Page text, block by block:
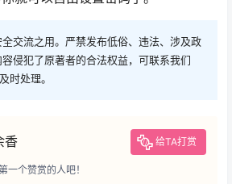
交流之用。严禁发布低俗、违法、涉及政
侵犯了原著者的合法权益，可联系我们
时处理。
香 给TA打赏
一个赞赏的人吧！